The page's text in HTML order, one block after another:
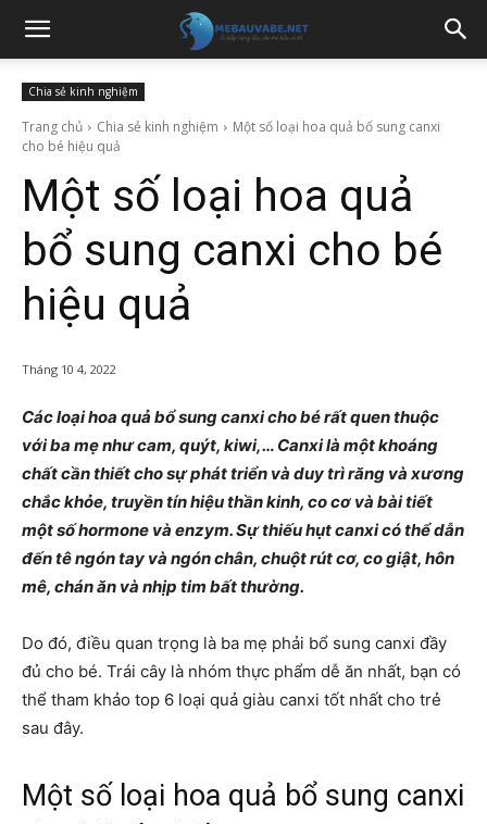
Chia sẻ kinh nghiệm
Trang chủ Chia sẻ kinh nghiệm
Một số loại hoa quả bổ sung canxi
cho bé hiệu quả
Một số loại hoa quả
bổ sung canxi cho bé
hiệu quả
Tháng 10 4, 2022
Các loại hoa quả bổ sung canxi cho bé rất quen thuộc
với ba mẹ như cam, quýt, kiwi,… Canxi là một khoáng
chất cần thiết cho sự phát triển và duy trì răng và xương
chắc khỏe, truyền tín hiệu thần kinh, co cơ và bài tiết
một số hormone và enzym. Sự thiếu hụt canxi có thể dẫn
đến tê ngón tay và ngón chân, chuột rút cơ, co giật, hôn
mê, chán ăn và nhịp tim bất thường.
Do đó, điều quan trọng là ba mẹ phải bổ sung canxi đầy
đủ cho bé. Trái cây là nhóm thực phẩm dễ ăn nhất, bạn có
thể tham khảo top 6 loại quả giàu canxi tốt nhất cho trẻ
sau đây.
Một số loại hoa quả bổ sung canxi